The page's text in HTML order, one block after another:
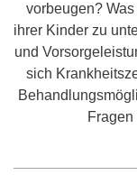
vorbeugen?
ihrer Kinder zu
und
sich